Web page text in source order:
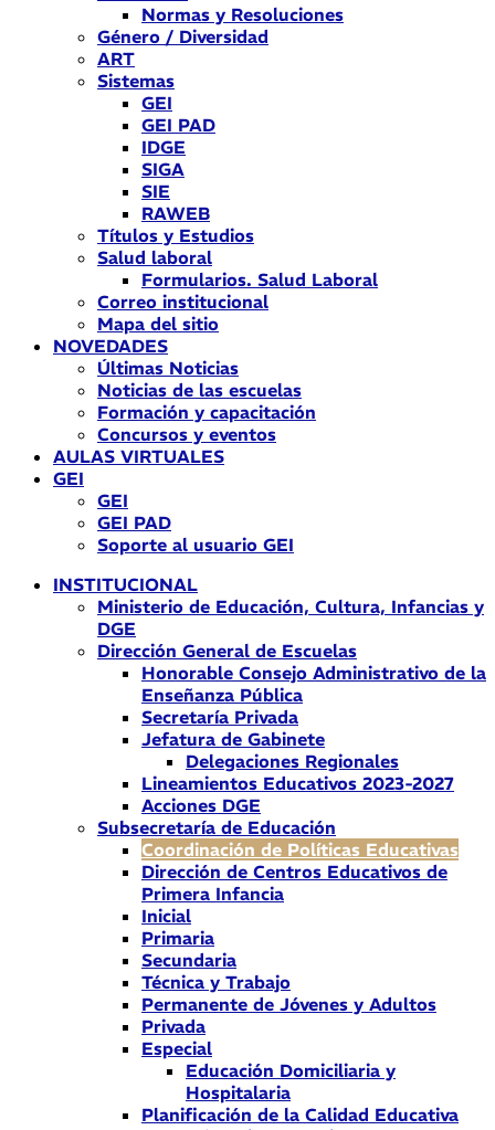
Normas y Resoluciones
Género / Diversidad
ART
Sistemas
GEI
GEI PAD
IDGE
SIGA
SIE
RAWEB
Títulos y Estudios
Salud laboral
Formularios. Salud Laboral
Correo institucional
Mapa del sitio
NOVEDADES
Últimas Noticias
Noticias de las escuelas
Formación y capacitación
Concursos y eventos
AULAS VIRTUALES
GEI
GEI
GEI PAD
Soporte al usuario GEI
INSTITUCIONAL
Ministerio de Educación, Cultura, Infancias y
DGE
Dirección General de Escuelas
Honorable Consejo Administrativo de la
Enseñanza Pública
Secretaría Privada
Jefatura de Gabinete
Delegaciones Regionales
Lineamientos Educativos 2023-2027
Acciones DGE
Subsecretaría de Educación
Coordinación de Políticas Educativas
Dirección de Centros Educativos de
Primera Infancia
Inicial
Primaria
Secundaria
Técnica y Trabajo
Permanente de Jóvenes y Adultos
Privada
Especial
Educación Domiciliaria y
Hospitalaria
Planificación de la Calidad Educativa